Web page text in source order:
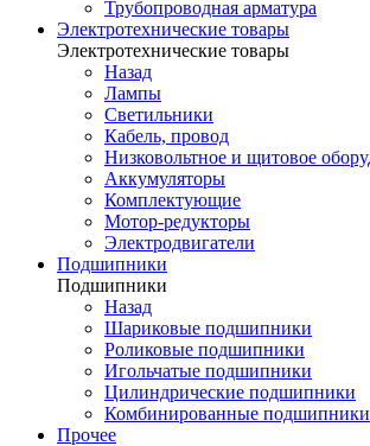
Трубопроводная арматура
Электротехнические товары
Электротехнические товары
Назад
Лампы
Светильники
Кабель, провод
Низковольтное и щитовое
Аккумуляторы
Комплектующие
Мотор-редукторы
Электродвигатели
Подшипники
Подшипники
Назад
Шариковые подшипники
Роликовые подшипники
Игольчатые подшипники
Цилиндрические подшипники
Комбинированные подшипники
Прочее